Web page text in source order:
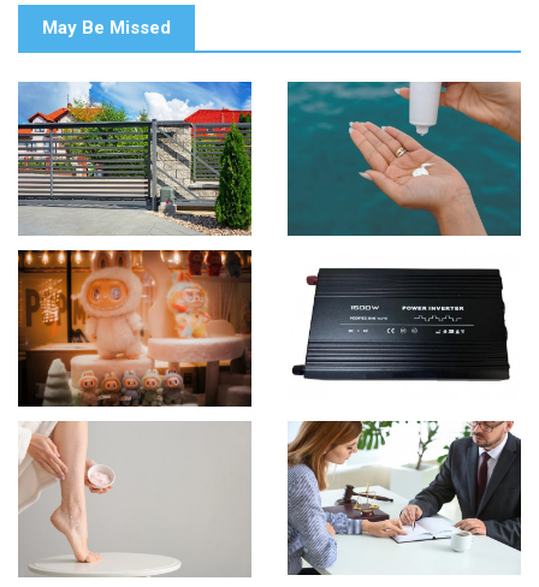
May Be Missed